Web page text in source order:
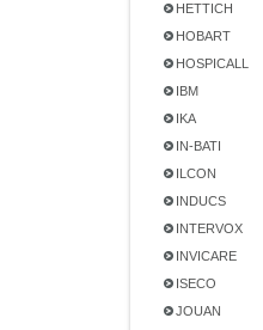
HETTICH
HOBART
HOSPICALL
IBM
IKA
IN-BATI
ILCON
INDUCS
INTERVOX
INVICARE
ISECO
JOUAN